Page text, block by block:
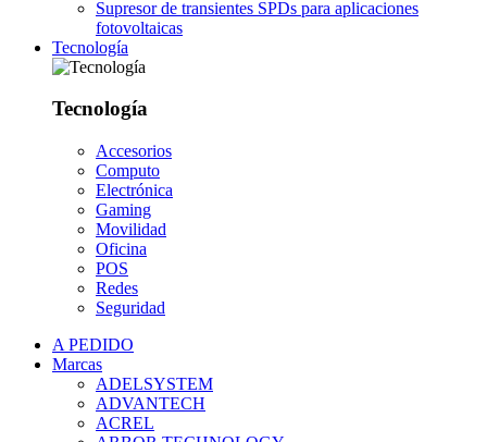
Supresor de transientes SPDs para aplicaciones
fotovoltaicas
Tecnología
Tecnología
Accesorios
Computo
Electrónica
Gaming
Movilidad
Oficina
POS
Redes
Seguridad
A PEDIDO
Marcas
ADELSYSTEM
ADVANTECH
ACREL